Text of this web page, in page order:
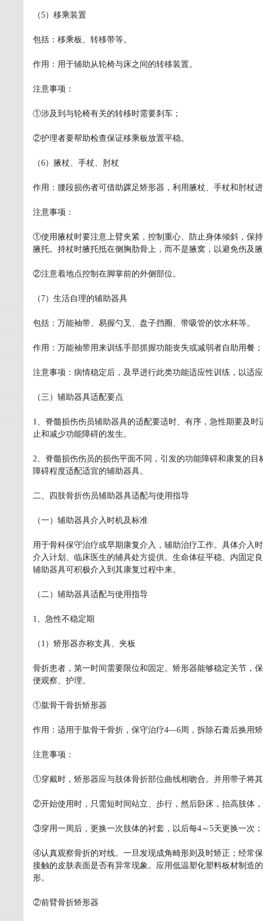
（5）移乘装置
包括：移乘板、转移带等。
作用：用于辅助从轮椅与床之间的转移装置。
注意事项：
①涉及到与轮椅有关的转移时需要刹车；
②护理者要帮助检查保证移乘板放置平稳。
（6）腋杖、手杖、肘杖
作用：腰段损伤者可借助踝足矫形器，利用腋杖、手杖和肘杖
注意事项：
①使用腋杖时要注意上臂夹紧，控制重心、防止身体倾斜，保
腋托。持杖时腋托抵在侧胸肋骨上，而不是腋窝，以避免伤及
②注意着地点控制在脚掌前的外侧部位。
（7）生活自理的辅助器具
包括：万能袖带、易握勺叉、盘子挡圈、带吸管的饮水杯等。
作用：万能袖带用来训练手部抓握功能丧失或减弱者自助用餐
注意事项：病情稳定后，及早进行此类功能适应性训练，以适
（三）辅助器具适配要点
1、脊髓损伤伤员辅助器具的适配要适时、有序，急性期要及
止和减少功能障碍的发生。
2、脊髓损伤伤员的损伤平面不同，引发的功能障碍和康复的
障碍程度适配适宜的辅助器具。
二、四肢骨折伤员辅助器具适配与使用指导
（一）辅助器具介入时机及标准
用于骨科保守治疗或早期康复介入，辅助治疗工作。具体介入
介入计划、临床医生的辅具处方提供。生命体征平稳、内固定
辅助器具可积极介入到其康复过程中来。
（二）辅助器具适配与使用指导
1、急性不稳定期
（1）矫形器亦称支具、夹板
骨折患者，第一时间需要限位和固定。矫形器能够稳定关节，
便观察、护理。
①肱骨干骨折矫形器
作用：适用于肱骨干骨折，保守治疗4—6周，拆除石膏后换用
注意事项：
①穿戴时，矫形器应与肢体骨折部位曲线相吻合。并用带子将
②开始使用时，只需短时间站立、步行，然后卧床，抬高肢体
③穿用一周后，更换一次肢体的衬套，以后每4～5天更换一次；
④认真观察骨折的对线。一旦发现成角畸形则及时矫正；经常
接触的皮肤表面是否有异常现象。应用低温塑化塑料板材制造
形。
②前臂骨折矫形器